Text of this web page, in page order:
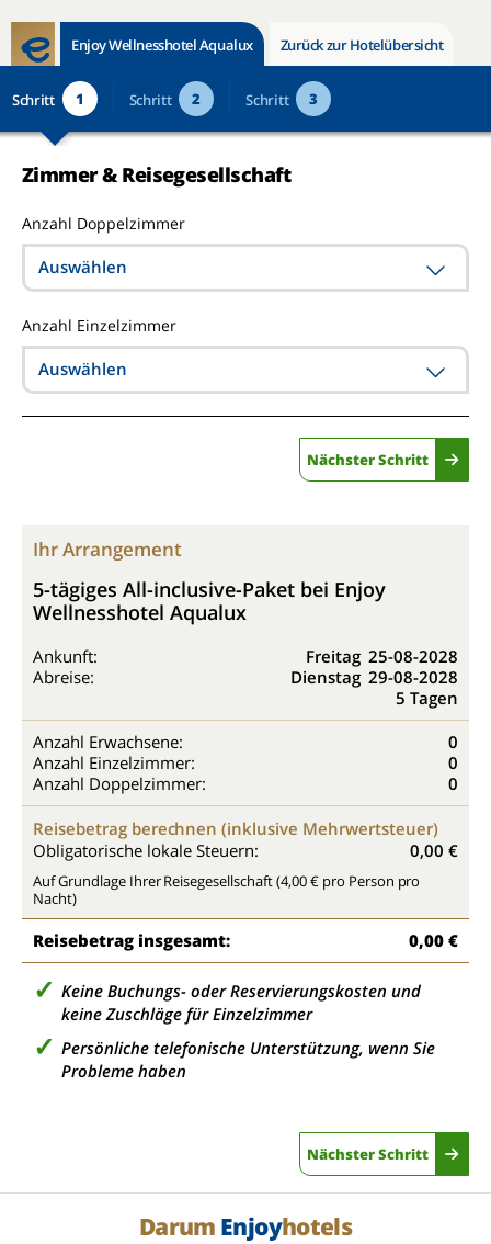
Enjoy Wellnesshotel Aqualux Zurück zur Hotelübersicht
Schritt 1 Schritt 2 Schritt 3
Zimmer & Reisegesellschaft
Anzahl Doppelzimmer
Auswählen
Anzahl Einzelzimmer
Auswählen
Nächster Schritt
Ihr Arrangement
5-tägiges All-inclusive-Paket bei Enjoy
Wellnesshotel Aqualux
Ankunft: Freitag 25-08-2028
Abreise:
Dienstag 29-08-2028
5 Tagen
Anzahl Erwachsene:
0
Anzahl Einzelzimmer:
0
Anzahl Doppelzimmer:
0
Reisebetrag berechnen (inklusive Mehrwertsteuer)
Obligatorische lokale Steuern:
0,00 €
Auf Grundlage Ihrer Reisegesellschaft (4,00 € pro Person pro
Nacht)
Reisebetrag insgesamt: 0,00 €
Keine Buchungs- oder Reservierungskosten und
keine Zuschläge für Einzelzimmer
Persönliche telefonische Unterstützung, wenn Sie
Probleme haben
Nächster Schritt
Darum Enjoyhotels